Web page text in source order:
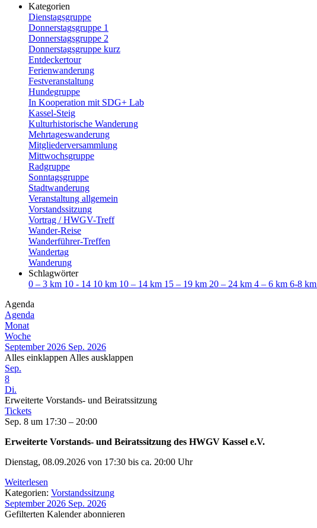
Kategorien
Dienstagsgruppe
Donnerstagsgruppe 1
Donnerstagsgruppe 2
Donnerstagsgruppe kurz
Entdeckertour
Ferienwanderung
Festveranstaltung
Hundegruppe
In Kooperation mit SDG+ Lab
Kassel-Steig
Kulturhistorische Wanderung
Mehrtageswanderung
Mitgliederversammlung
Mittwochsgruppe
Radgruppe
Sonntagsgruppe
Stadtwanderung
Veranstaltung allgemein
Vorstandssitzung
Vortrag / HWGV-Treff
Wander-Reise
Wanderführer-Treffen
Wandertag
Wanderung
Schlagwörter
0 – 3 km 10 - 14 10 km 10 – 14 km 15 – 19 km 20 – 24 km 4 – 6 km 6-8 km
Agenda
Agenda
Monat
Woche
September 2026 Sep. 2026
Alles einklappen Alles ausklappen
Sep.
8
Di.
Erweiterte Vorstands- und Beiratssitzung
Tickets
Sep. 8 um 17:30 – 20:00
Erweiterte Vorstands- und Beiratssitzung des HWGV Kassel e.V.
Dienstag, 08.09.2026 von 17:30 bis ca. 20:00 Uhr
Weiterlesen
Kategorien: Vorstandssitzung
September 2026 Sep. 2026
Gefilterten Kalender abonnieren